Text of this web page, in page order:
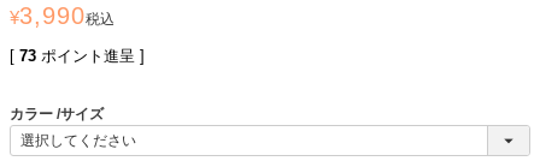
¥3,990税込
[ 73 ポイント進呈 ]
カラー サイズ